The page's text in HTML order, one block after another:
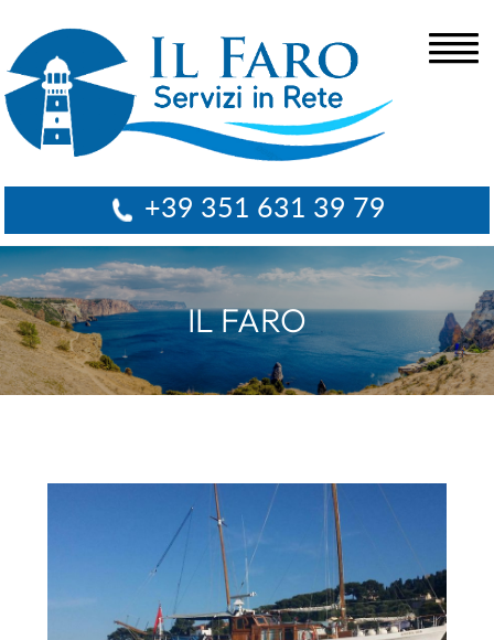
+39 351 631 39 79
IL FARO